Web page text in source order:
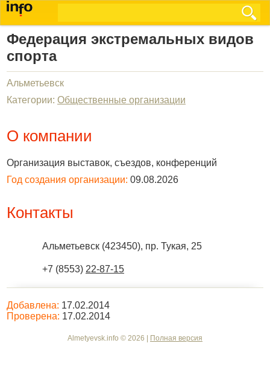
Федерация экстремальных видов
спорта
Альметьевск
Категории: Общественные организации
О компании
Организация выставок, съездов, конференций
Год создания организации: 09.08.2026
Контакты
Альметьевск (423450), пр. Тукая, 25
+7 (8553) 22-87-15
Добавлена: 17.02.2014
Проверена: 17.02.2014
Almetyevsk.info © 2026 | Полная версия